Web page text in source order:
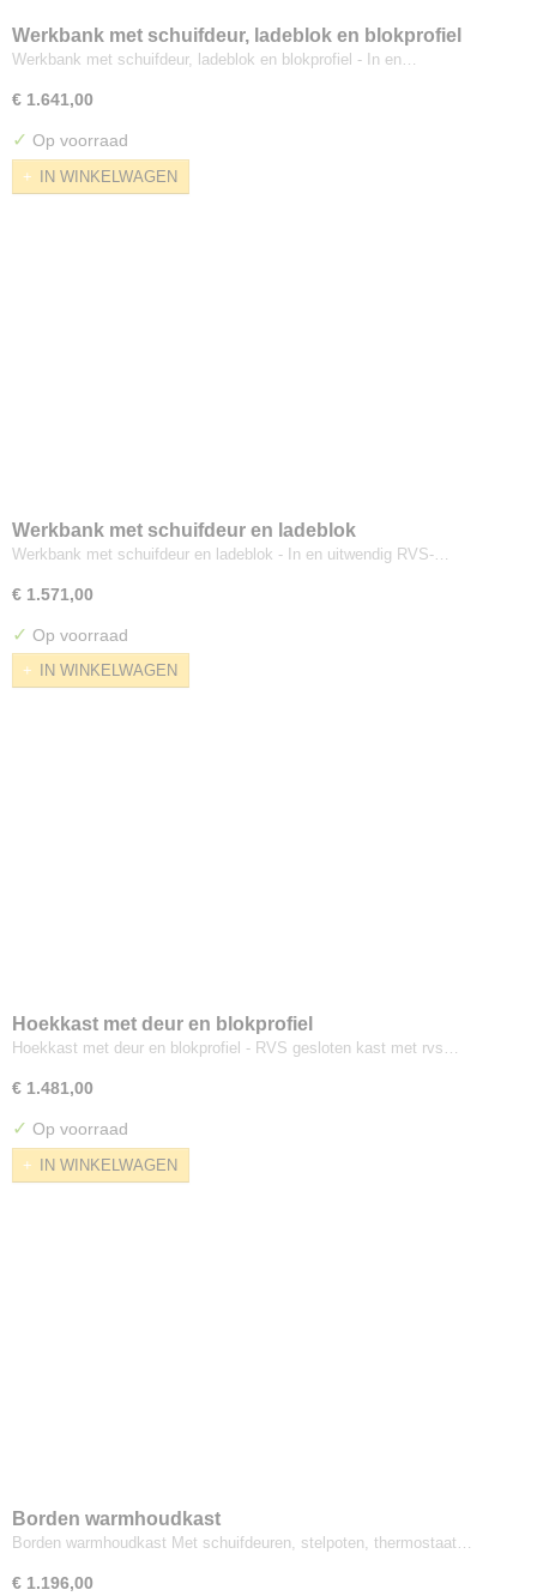
Werkbank met schuifdeur, ladeblok en blokprofiel
Werkbank met schuifdeur, ladeblok en blokprofiel - In en…
€ 1.641,00
✓ Op voorraad
IN WINKELWAGEN
Werkbank met schuifdeur en ladeblok
Werkbank met schuifdeur en ladeblok - In en uitwendig RVS-…
€ 1.571,00
✓ Op voorraad
IN WINKELWAGEN
Hoekkast met deur en blokprofiel
Hoekkast met deur en blokprofiel - RVS gesloten kast met rvs…
€ 1.481,00
✓ Op voorraad
IN WINKELWAGEN
Borden warmhoudkast
Borden warmhoudkast Met schuifdeuren, stelpoten, thermostaat…
€ 1.196,00